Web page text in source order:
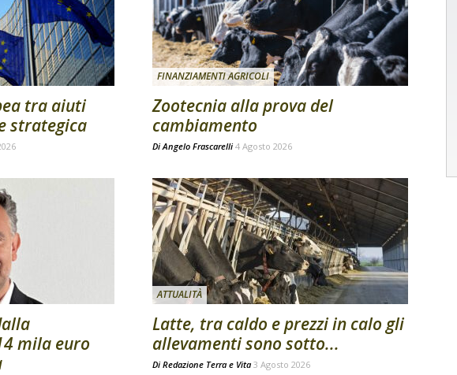
tra aiuti
strategica
FINANZIAMENTI AGRICOLI
Zootecnia alla prova del
cambiamento
Di Angelo Frascarelli 4 Agosto 2026
mila euro
ATTUALITÀ
Latte, tra caldo e prezzi in calo gli
allevamenti sono sotto...
Di Redazione Terra e Vita 3 Agosto 2026